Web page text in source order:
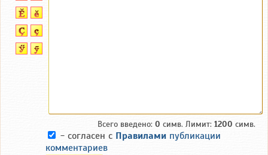
Всего введено: 0 симв. Лимит: 1200 симв.
- согласен с Правилами публикации
комментариев